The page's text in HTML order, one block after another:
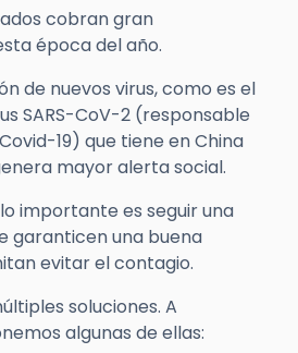
cobran gran
época del año.
de nuevos virus, como es el
SARS-CoV-2 (responsable
19) que tiene en China
mayor alerta social.
importante es seguir una
garanticen una buena
evitar el contagio.
soluciones. A
algunas de ellas: